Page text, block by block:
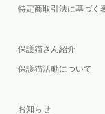
特定商取引法に基づく
保護猫さん紹介
保護猫活動について
お知らせ